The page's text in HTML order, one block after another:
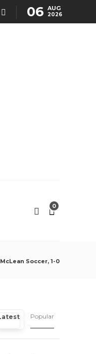
06 AUG
2026
0
Soccer, 1-0
Popular